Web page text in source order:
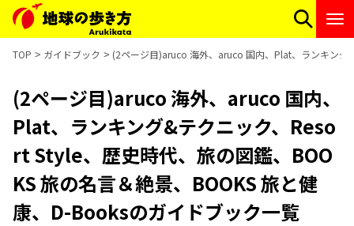
TOP ガイドブック (2ページ目)aruco 海外、aruco 国内、Plat、ランキング
(2ページ目)aruco 海外、aruco 国内、
Plat、ランキング&テクニック、Reso
rt Style、歴史時代、旅の図鑑、BOO
KS 旅の名言＆絶景、BOOKS 旅と健
康、D-Booksのガイドブック一覧